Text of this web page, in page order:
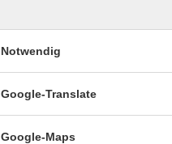
Notwendig
Google-Translate
Google-Maps